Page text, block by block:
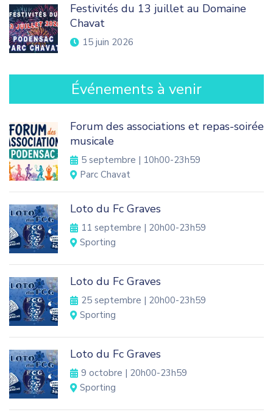
Festivités du 13 juillet au Domaine
Chavat
15 juin 2026
Événements à venir
Forum des associations et repas-soirée
musicale
5 septembre | 10h00-23h59
Parc Chavat
Loto du Fc Graves
11 septembre | 20h00-23h59
Sporting
Loto du Fc Graves
25 septembre | 20h00-23h59
Sporting
Loto du Fc Graves
9 octobre | 20h00-23h59
Sporting